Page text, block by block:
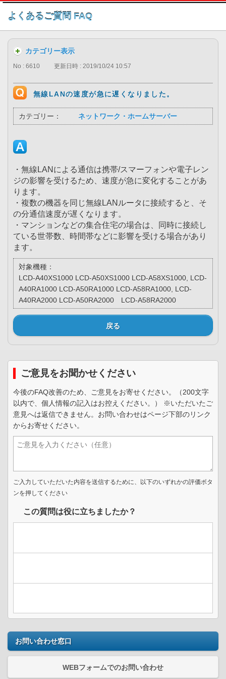
このページの本文へ
よくあるご質問 FAQ
カテゴリー表示
No : 6610 更新日時 : 2019/10/24 10:57
無線LANの速度が急に遅くなりました。
カテゴリー： ネットワーク・ホームサーバー
・無線LANによる通信は携帯/スマーフォンや電子レン
ジの影響を受けるため、速度が急に変化することがあ
ります。
・複数の機器を同じ無線LANルータに接続すると、そ
の分通信速度が遅くなります。
・マンションなどの集合住宅の場合は、同時に接続し
ている世帯数、時間帯などに影響を受ける場合があり
ます。
対象機種：
LCD-A40XS1000 LCD-A50XS1000 LCD-A58XS1000, LCD-
A40RA1000 LCD-A50RA1000 LCD-A58RA1000, LCD-
A40RA2000 LCD-A50RA2000 LCD-A58RA2000
戻る
ご意見をお聞かせください
今後のFAQ改善のため、ご意見をお寄せください。（200文字
以内で、個人情報の記入はお控えください。） ※いただいたご
意見へは返信できません。お問い合わせはページ下部のリンク
からお寄せください。
ご入力していただいた内容を送信するために、以下のいずれかの評価ボタ
ンを押してください
この質問は役に立ちましたか？
お問い合わせ窓口
WEBフォームでのお問い合わせ